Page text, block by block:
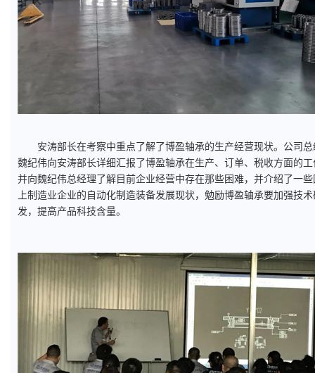
安涛部长在考察中重点了解了博盈轴承的生产经营现状。公司总
魏纪伟向安涛部长详细汇报了博盈轴承在生产、订单、税收方面的工
并向魏纪伟总经理了解目前企业经营中存在那些困难，并介绍了一些
上制造业企业的自动化制造装备发展现状，勉励博盈轴承要加强技术
发，提高产品科技含量。